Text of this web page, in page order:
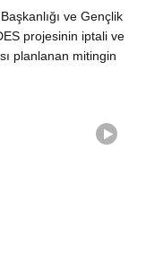
ve Gençlik
projesinin iptali ve
planlanan mitingin